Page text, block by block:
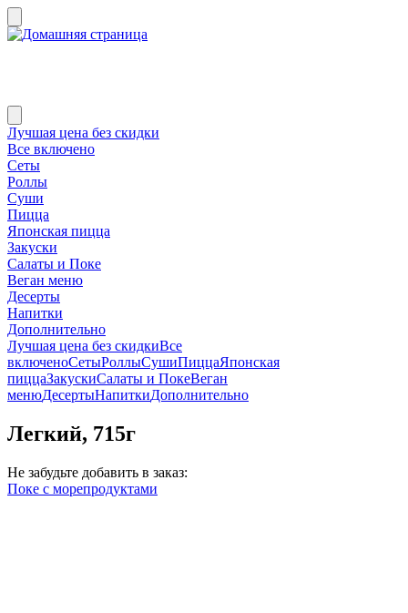
Лучшая цена без скидки
Все включено
Сеты
Роллы
Суши
Пицца
Японская пицца
Закуски
Салаты и Поке
Веган меню
Десерты
Напитки
Дополнительно
Лучшая цена без скидкиВсе
включеноСетыРоллыСушиПиццаЯпонская
пиццаЗакускиСалаты и ПокеВеган
менюДесертыНапиткиДополнительно
Легкий, 715г
Не забудьте добавить в заказ:
Поке с морепродуктами